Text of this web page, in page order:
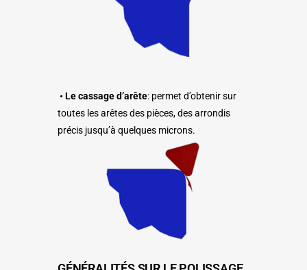
• Le cassage d’arête: permet d’obtenir sur
toutes les arêtes des pièces, des arrondis
précis jusqu’à quelques microns.